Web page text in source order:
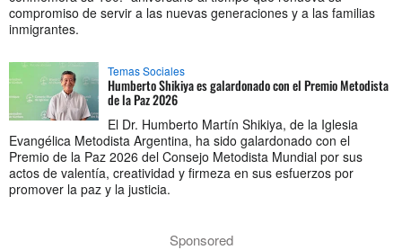
compromiso de servir a las nuevas generaciones y a las familias
inmigrantes.
Temas Sociales
Humberto Shikiya es galardonado con el Premio Metodista
de la Paz 2026
El Dr. Humberto Martín Shikiya, de la Iglesia
Evangélica Metodista Argentina, ha sido galardonado con el
Premio de la Paz 2026 del Consejo Metodista Mundial por sus
actos de valentía, creatividad y firmeza en sus esfuerzos por
promover la paz y la justicia.
Sponsored